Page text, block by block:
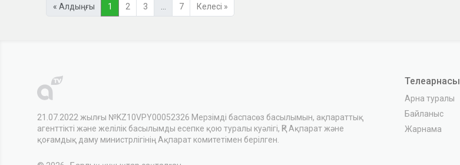
« Алдыңғы 1 2 3 7 Келесі »
21.07.2022 жылғы №KZ10VPY00052326 Мерзімді баспасөз басылымын, ақпараттық
агенттікті және желілік басылымды есепке қою туралы куәлігі, ҚР Ақпарат және
қоғамдық даму министрлігінің Ақпарат комитетімен берілген.
Телеарнасы
Арна туралы
Байланыс
Жарнама